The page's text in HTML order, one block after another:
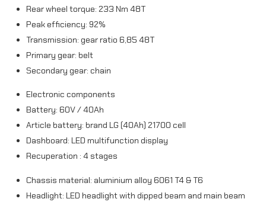
Rear wheel torque: 233 Nm 48T
Peak efficiency: 92%
Transmission: gear ratio 6,85 48T
Primary gear: belt
Secondary gear: chain
Electronic components
Battery: 60V / 40Ah
Article battery: brand LG (40Ah) 21700 cell
Dashboard: LED multifunction display
Recuperation : 4 stages
Chassis material: aluminium alloy 6061 T4 & T6
Headlight: LED headlight with dipped beam and main beam